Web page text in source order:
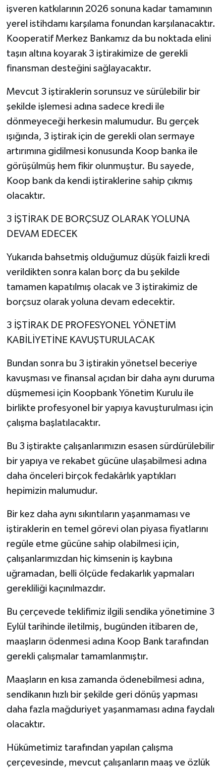
işveren katkılarının 2026 sonuna kadar tamamının
yerel istihdamı karşılama fonundan karşılanacaktır.
Kooperatif Merkez Bankamız da bu noktada elini
taşın altına koyarak 3 iştirakimize de gerekli
finansman desteğini sağlayacaktır.
Mevcut 3 iştiraklerin sorunsuz ve sürülebilir bir
şekilde işlemesi adına sadece kredi ile
dönmeyeceği herkesin malumudur. Bu gerçek
ışığında, 3 iştirak için de gerekli olan sermaye
artırımına gidilmesi konusunda Koop banka ile
görüşülmüş hem fikir olunmuştur. Bu sayede,
Koop bank da kendi iştiraklerine sahip çıkmış
olacaktır.
3 İŞTİRAK DE BORÇSUZ OLARAK YOLUNA
DEVAM EDECEK
Yukarıda bahsetmiş olduğumuz düşük faizli kredi
verildikten sonra kalan borç da bu şekilde
tamamen kapatılmış olacak ve 3 iştirakimiz de
borçsuz olarak yoluna devam edecektir.
3 İŞTİRAK DE PROFESYONEL YÖNETİM
KABİLİYETİNE KAVUŞTURULACAK
Bundan sonra bu 3 iştirakin yönetsel beceriye
kavuşması ve finansal açıdan bir daha aynı duruma
düşmemesi için Koopbank Yönetim Kurulu ile
birlikte profesyonel bir yapıya kavuşturulması için
çalışma başlatılacaktır.
Bu 3 iştirakte çalışanlarımızın esasen sürdürülebilir
bir yapıya ve rekabet gücüne ulaşabilmesi adına
daha önceleri birçok fedakârlık yaptıkları
hepimizin malumudur.
Bir kez daha aynı sıkıntıların yaşanmaması ve
iştiraklerin en temel görevi olan piyasa fiyatlarını
regüle etme gücüne sahip olabilmesi için,
çalışanlarımızdan hiç kimsenin iş kaybına
uğramadan, belli ölçüde fedakarlık yapmaları
gerekliliği kaçınılmazdır.
Bu çerçevede teklifimiz ilgili sendika yönetimine 3
Eylül tarihinde iletilmiş, bugünden itibaren de,
maaşların ödenmesi adına Koop Bank tarafından
gerekli çalışmalar tamamlanmıştır.
Maaşların en kısa zamanda ödenebilmesi adına,
sendikanın hızlı bir şekilde geri dönüş yapması
daha fazla mağduriyet yaşanmaması adına faydalı
olacaktır.
Hükümetimiz tarafından yapılan çalışma
çerçevesinde, mevcut çalışanların maaş ve özlük